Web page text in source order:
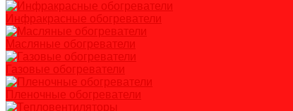
Инфракрасные обогреватели
Масляные обогреватели
Газовые обогреватели
Пленочные обогреватели